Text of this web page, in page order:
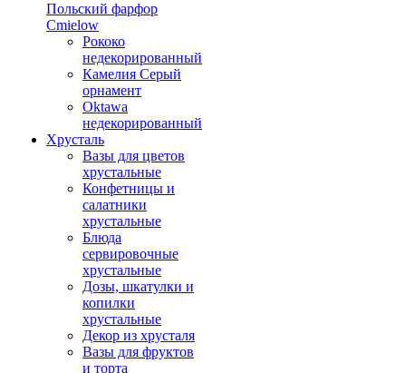
Польский фарфор
Сmielow
Рококо
недекорированный
Камелия Серый
орнамент
Oktawa
недекорированный
Хрусталь
Вазы для цветов
хрустальные
Конфетницы и
салатники
хрустальные
Блюда
сервировочные
хрустальные
Дозы, шкатулки и
копилки
хрустальные
Декор из хрусталя
Вазы для фруктов
и торта